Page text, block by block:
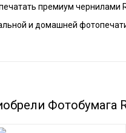
премиум чернилами
и домашней
Фотобумага